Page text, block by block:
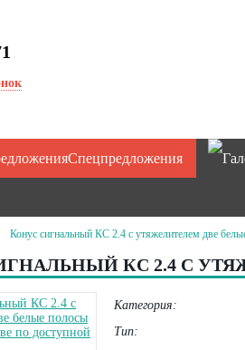
Спецпредложения
Конус сигнальный КС 2.4 с утяжелителем две
КС 2.4 С
Категория:
Тип: